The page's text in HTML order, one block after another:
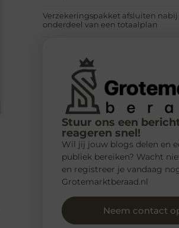
Verzekeringspakket afsluiten nabij
onderdeel van een totaalplan
Stuur ons een
reageren snel!
Wil jij jouw blogs delen en
publiek bereiken? Wacht
en registreer je vandaag
Grotemarktberaad.nl
Neem contact